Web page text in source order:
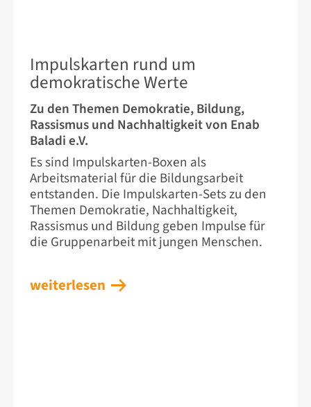
23. JUNI 2026
Impulskarten rund um
demokratische Werte
Zu den Themen Demokratie, Bildung,
Rassismus und Nachhaltigkeit von Enab
Baladi e.V.
Es sind Impulskarten-Boxen als
Arbeitsmaterial für die Bildungsarbeit
entstanden. Die Impulskarten-Sets zu den
Themen Demokratie, Nachhaltigkeit,
Rassismus und Bildung geben Impulse für
die Gruppenarbeit mit jungen Menschen.
weiterlesen